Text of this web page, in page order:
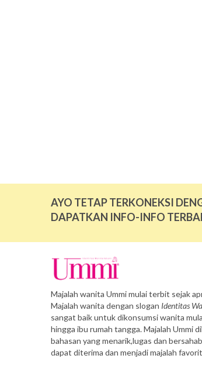
AYO TETAP TERKONEKSI
DAPATKAN INFO-INFO
Majalah wanita Ummi mulai terbit sejak
Majalah wanita dengan slogan Identitas
sangat baik untuk dikonsumsi wanita
hingga ibu rumah tangga. Majalah Ummi
bahasan yang menarik,lugas dan
dapat diterima dan menjadi majalah